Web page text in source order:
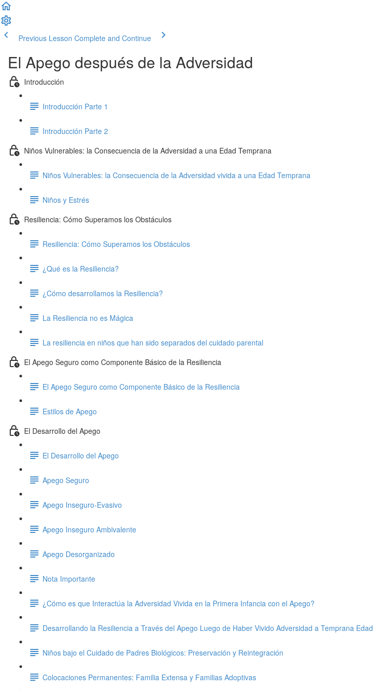
Previous Lesson Complete and Continue
El Apego después de la Adversidad
Introducción
Introducción Parte 1
Introducción Parte 2
Niños Vulnerables: la Consecuencia de la Adversidad a una Edad Temprana
Niños Vulnerables: la Consecuencia de la Adversidad vivida a una Edad Temprana
Niños y Estrés
Resiliencia: Cómo Superamos los Obstáculos
Resiliencia: Cómo Superamos los Obstáculos
¿Qué es la Resiliencia?
¿Cómo desarrollamos la Resiliencia?
La Resiliencia no es Mágica
La resiliencia en niños que han sido separados del cuidado parental
El Apego Seguro como Componente Básico de la Resiliencia
El Apego Seguro como Componente Básico de la Resiliencia
Estilos de Apego
El Desarrollo del Apego
El Desarrollo del Apego
Apego Seguro
Apego Inseguro-Evasivo
Apego Inseguro Ambivalente
Apego Desorganizado
Nota Importante
¿Cómo es que Interactúa la Adversidad Vivida en la Primera Infancia con el Apego?
Desarrollando la Resiliencia a Través del Apego Luego de Haber Vivido Adversidad a Temprana Edad
Niños bajo el Cuidado de Padres Biológicos: Preservación y Reintegración
Colocaciones Permanentes: Familia Extensa y Familias Adoptivas